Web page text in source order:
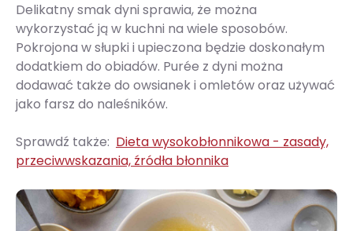
Delikatny smak dyni sprawia, że można
wykorzystać ją w kuchni na wiele sposobów.
Pokrojona w słupki i upieczona będzie doskonałym
dodatkiem do obiadów. Purée z dyni można
dodawać także do owsianek i omletów oraz używać
jako farsz do naleśników.
Sprawdź także: Dieta wysokobłonnikowa - zasady,
przeciwwskazania, źródła błonnika